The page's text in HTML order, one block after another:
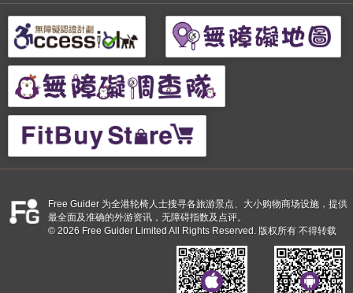
Free Guider 为全港轮椅人士搜寻各旅游景点、大小购物商场设施，提供
最全面及准确的外游资讯，无障碍指数及点评。
© 2026 Free Guider Limited All Rights Reserved. 版权所有 不得转载